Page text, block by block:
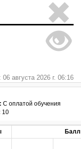
августа 2026 г. 06:16
С оплатой обучения
10